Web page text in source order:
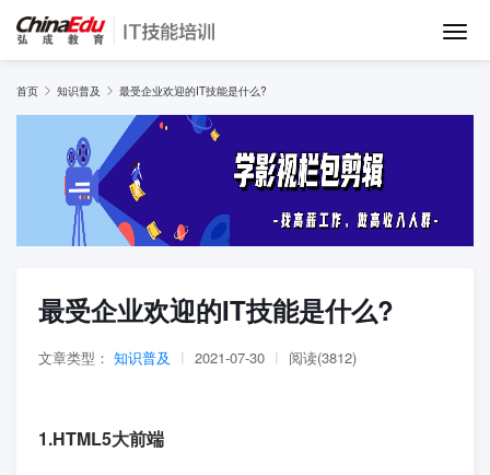
首页
IT培训班
在线网课
教学服务
师资团队
项目库
首页 知识普及 最受企业欢迎的IT技能是什么?
最受企业欢迎的IT技能是什么?
文章类型： 知识普及 | 2021-07-30 | 阅读(3812)
1.HTML5大前端